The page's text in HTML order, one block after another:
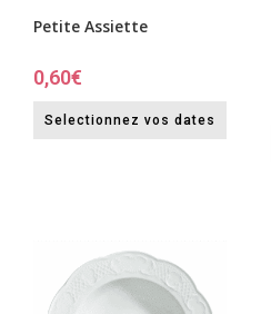
Petite Assiette
0,60€
Selectionnez vos dates